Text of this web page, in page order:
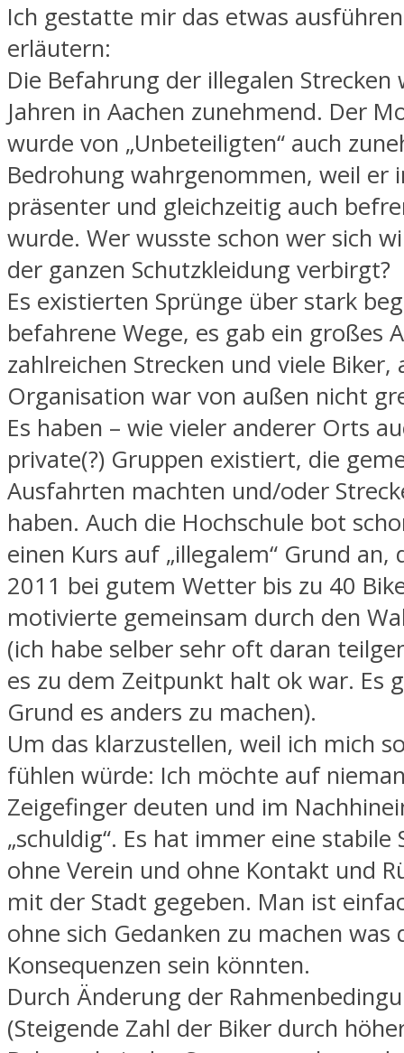
Ich gestatte mir das etwas
erläutern:
Die Befahrung der illegalen Strecken
Jahren in Aachen zunehmend. Der
wurde von „Unbeteiligten“ auch
Bedrohung wahrgenommen, weil er
präsenter und gleichzeitig auch
wurde. Wer wusste schon wer sich
der ganzen Schutzkleidung verbirgt?
Es existierten Sprünge über stark
befahrene Wege, es gab ein großes
zahlreichen Strecken und viele Biker,
Organisation war von außen nicht
Es haben – wie vieler anderer Orts
private(?) Gruppen existiert, die
Ausfahrten machten und/oder
haben. Auch die Hochschule bot
einen Kurs auf „illegalem“ Grund an,
2011 bei gutem Wetter bis zu 40
motivierte gemeinsam durch den
(ich habe selber sehr oft daran
es zu dem Zeitpunkt halt ok war. Es
Grund es anders zu machen).
Um das klarzustellen, weil ich mich
fühlen würde: Ich möchte auf
Zeigefinger deuten und im
„schuldig“. Es hat immer eine stabile
ohne Verein und ohne Kontakt und
mit der Stadt gegeben. Man ist
ohne sich Gedanken zu machen was
Konsequenzen sein könnten.
Durch Änderung der
(Steigende Zahl der Biker durch